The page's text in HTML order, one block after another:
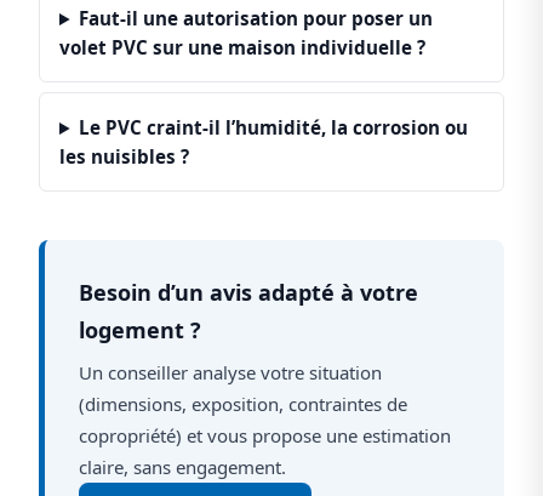
Faut-il une autorisation pour poser un
volet PVC sur une maison individuelle ?
Le PVC craint-il l’humidité, la corrosion ou
les nuisibles ?
Besoin d’un avis adapté à votre
logement ?
Un conseiller analyse votre situation
(dimensions, exposition, contraintes de
copropriété) et vous propose une estimation
claire, sans engagement.